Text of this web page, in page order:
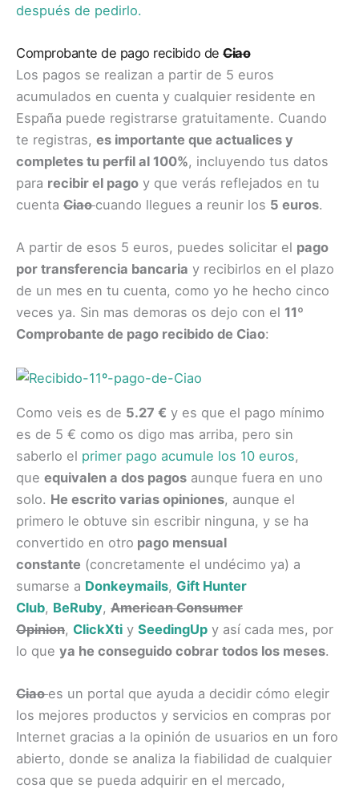
después de pedirlo.
Comprobante de pago recibido deCiao
Los pagos se realizan a partir de 5 euros
acumulados en cuenta y cualquier residente en
España puede registrarse gratuitamente. Cuando
te registras, es importante que actualices y
completes tu perfil al 100%, incluyendo tus datos
para recibir el pago y que verás reflejados en tu
cuenta Ciaocuando llegues a reunir los 5 euros.
A partir de esos 5 euros, puedes solicitar el pago
por transferencia bancaria y recibirlos en el plazo
de un mes en tu cuenta, como yo he hecho cinco
veces ya. Sin mas demoras os dejo con el 11º
Comprobante de pago recibido de Ciao:
Como veis es de 5.27 € y es que el pago mínimo
es de 5 € como os digo mas arriba, pero sin
saberlo el primer pago acumule los 10 euros,
que equivalen a dos pagos aunque fuera en uno
solo. He escrito varias opiniones, aunque el
primero le obtuve sin escribir ninguna, y se ha
convertido en otro pago mensual
constante (concretamente el undécimo ya) a
sumarse a Donkeymails, Gift Hunter
Club, BeRuby, American Consumer
Opinion, ClickXti y SeedingUp y así cada mes, por
lo que ya he conseguido cobrar todos los meses.
Ciaoes un portal que ayuda a decidir cómo elegir
los mejores productos y servicios en compras por
Internet gracias a la opinión de usuarios en un foro
abierto, donde se analiza la fiabilidad de cualquier
cosa que se pueda adquirir en el mercado,